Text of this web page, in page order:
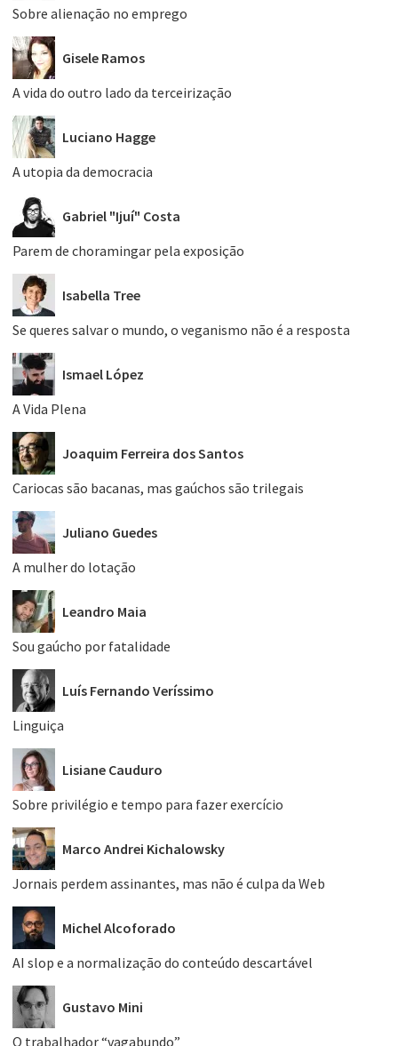
Sobre alienação no emprego
Gisele Ramos
A vida do outro lado da terceirização
Luciano Hagge
A utopia da democracia
Gabriel "Ijuí" Costa
Parem de choramingar pela exposição
Isabella Tree
Se queres salvar o mundo, o veganismo não é a resposta
Ismael López
A Vida Plena
Joaquim Ferreira dos Santos
Cariocas são bacanas, mas gaúchos são trilegais
Juliano Guedes
A mulher do lotação
Leandro Maia
Sou gaúcho por fatalidade
Luís Fernando Veríssimo
Linguiça
Lisiane Cauduro
Sobre privilégio e tempo para fazer exercício
Marco Andrei Kichalowsky
Jornais perdem assinantes, mas não é culpa da Web
Michel Alcoforado
AI slop e a normalização do conteúdo descartável
Gustavo Mini
O trabalhador “vagabundo”